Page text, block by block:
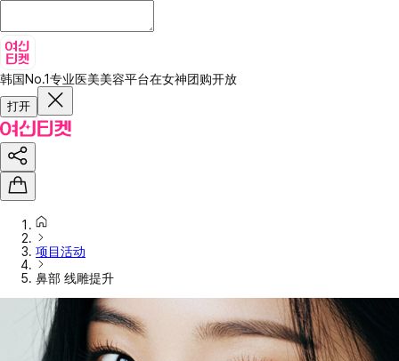
韩国No.1专业医美美容平台在女神团购开放
打开
项目活动
鼻部 线雕提升